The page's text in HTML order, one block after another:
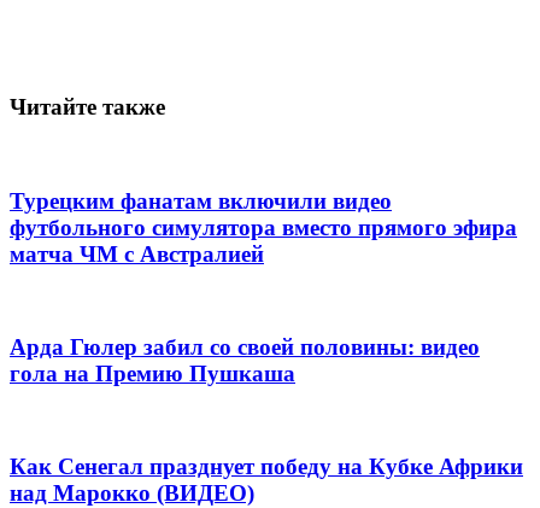
Читайте также
Турецким фанатам включили видео
футбольного симулятора вместо прямого эфира
матча ЧМ с Австралией
Арда Гюлер забил со своей половины: видео
гола на Премию Пушкаша
Как Сенегал празднует победу на Кубке Африки
над Марокко (ВИДЕО)